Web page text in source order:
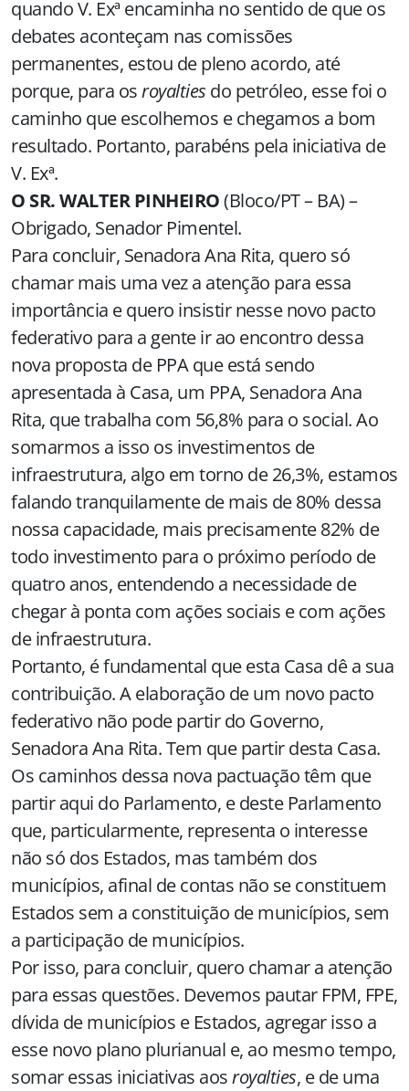
quando V. Exª encaminha no sentido de que os
debates aconteçam nas comissões
permanentes, estou de pleno acordo, até
porque, para osroyalties do petróleo, esse foi o
caminho que escolhemos e chegamos a bom
resultado. Portanto, parabéns pela iniciativa de
V. Exª.
O SR. WALTER PINHEIRO(Bloco/PT – BA) –
Obrigado, Senador Pimentel.
Para concluir, Senadora Ana Rita, quero só
chamar mais uma vez a atenção para essa
importância e quero insistir nesse novo pacto
federativo para a gente ir ao encontro dessa
nova proposta de PPA que está sendo
apresentada à Casa, um PPA, Senadora Ana
Rita, que trabalha com 56,8% para o social. Ao
somarmos a isso os investimentos de
infraestrutura, algo em torno de 26,3%, estamos
falando tranquilamente de mais de 80% dessa
nossa capacidade, mais precisamente 82% de
todo investimento para o próximo período de
quatro anos, entendendo a necessidade de
chegar à ponta com ações sociais e com ações
de infraestrutura.
Portanto, é fundamental que esta Casa dê a sua
contribuição. A elaboração de um novo pacto
federativo não pode partir do Governo,
Senadora Ana Rita. Tem que partir desta Casa.
Os caminhos dessa nova pactuação têm que
partir aqui do Parlamento, e deste Parlamento
que, particularmente, representa o interesse
não só dos Estados, mas também dos
municípios, afinal de contas não se constituem
Estados sem a constituição de municípios, sem
a participação de municípios.
Por isso, para concluir, quero chamar a atenção
para essas questões. Devemos pautar FPM, FPE,
dívida de municípios e Estados, agregar isso a
esse novo plano plurianual e, ao mesmo tempo,
somar essas iniciativas aosroyalties, e de uma